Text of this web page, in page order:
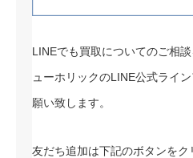
LINEでも買取についてのご相
ューホリックのLINE公式ライ
願い致します。
友だち追加は下記のボタンをク